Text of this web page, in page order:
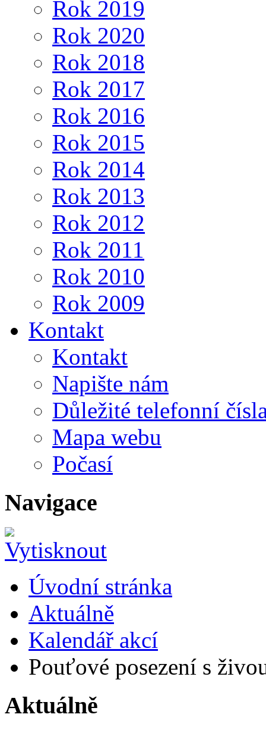
Rok 2019
Rok 2020
Rok 2018
Rok 2017
Rok 2016
Rok 2015
Rok 2014
Rok 2013
Rok 2012
Rok 2011
Rok 2010
Rok 2009
Kontakt
Kontakt
Napište nám
Důležité telefonní
Mapa webu
Počasí
Navigace
Úvodní stránka
Aktuálně
Kalendář akcí
Pouťové posezení s
Aktuálně